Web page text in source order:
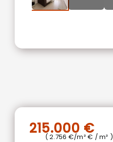
215.000 €
( 2.756 €/m² € / m² )